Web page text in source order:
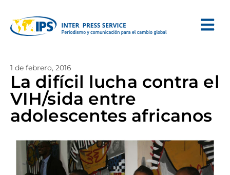
1 de febrero, 2016
La difícil lucha contra el
VIH/sida entre
adolescentes africanos